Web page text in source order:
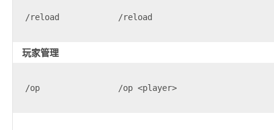
/reload /reload
玩家管理
/op /op <player>